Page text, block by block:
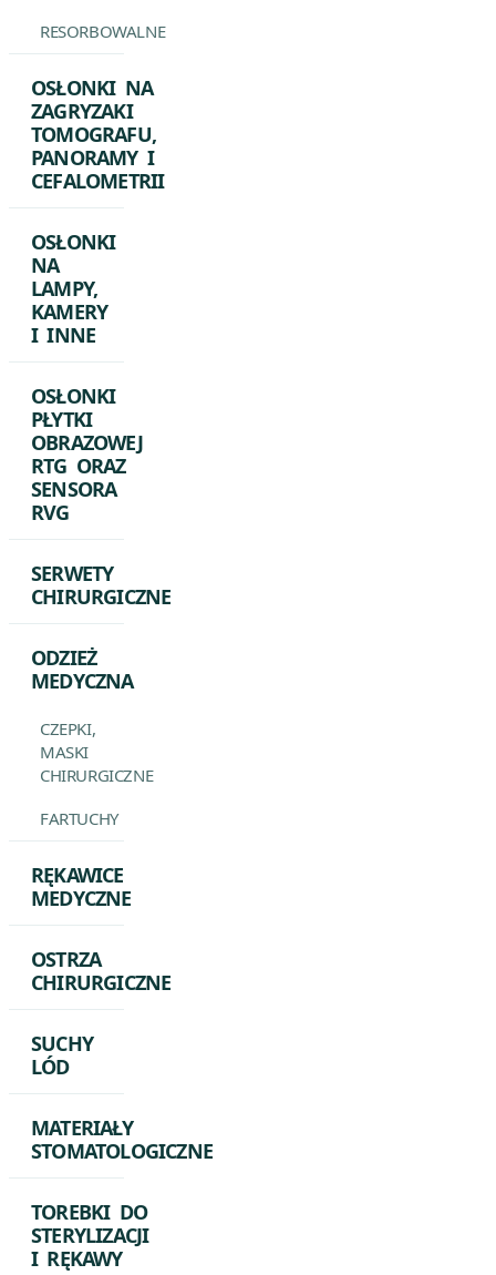
RESORBOWALNE
OSŁONKI NA
ZAGRYZAKI
TOMOGRAFU,
PANORAMY I
CEFALOMETRII
OSŁONKI
NA
LAMPY,
KAMERY
I INNE
OSŁONKI
PŁYTKI
OBRAZOWEJ
RTG ORAZ
SENSORA
RVG
SERWETY
CHIRURGICZNE
ODZIEŻ
MEDYCZNA
CZEPKI,
MASKI
CHIRURGICZNE
FARTUCHY
RĘKAWICE
MEDYCZNE
OSTRZA
CHIRURGICZNE
SUCHY
LÓD
MATERIAŁY
STOMATOLOGICZNE
TOREBKI DO
STERYLIZACJI
I RĘKAWY